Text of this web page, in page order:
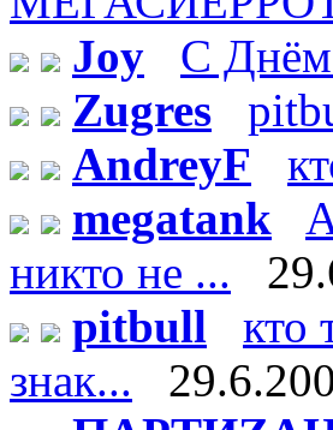
Joy
С
Zugres
AndreyF
megatank
никто не ...
pitbull
кто
знак...